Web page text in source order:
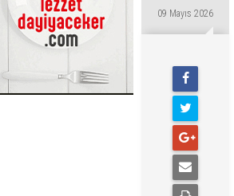
09 Mayıs 2026